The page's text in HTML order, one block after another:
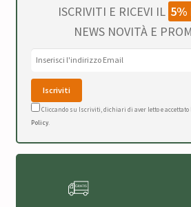
ISCRIVITI E RICEVI IL 5%
NEWS NOVITÀ E
Cliccando su Iscriviti, dichiari di aver letto e
Policy.